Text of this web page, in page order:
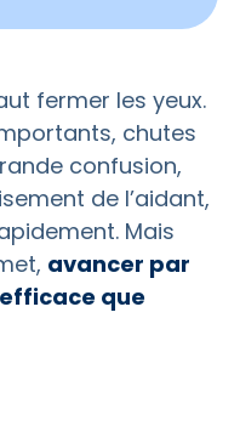
fermer les yeux.
chutes
confusion,
de l’aidant,
Mais
avancer par
que